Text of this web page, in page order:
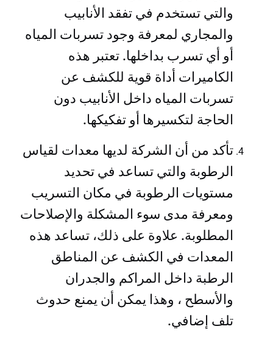
والتي تستخدم في تفقد الأنابيب
والمجاري لمعرفة وجود تسربات المياه
أو أي تسرب بداخلها. تعتبر هذه
الكاميرات أداة قوية للكشف عن
تسربات المياه داخل الأنابيب دون
الحاجة لتكسيرها أو تفكيكها.
تأكد من أن الشركة لديها معدات لقياس
الرطوبة والتي تساعد في تحديد
مستويات الرطوبة في مكان التسريب
ومعرفة مدى سوء المشكلة والإصلاحات
المطلوبة. علاوة على ذلك، تساعد هذه
المعدات في الكشف عن المناطق
الرطبة داخل المراكم والجدران
والأسطح ، وهذا يمكن أن يمنع حدوث
تلف إضافي.